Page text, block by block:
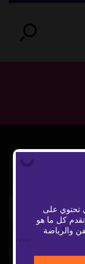
تحتوي على
كل ما هو
والرياضة